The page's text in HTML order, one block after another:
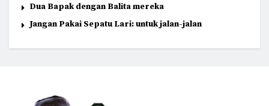
Dua Bapak dengan Balita mereka
Jangan Pakai Sepatu Lari: untuk jalan-jalan